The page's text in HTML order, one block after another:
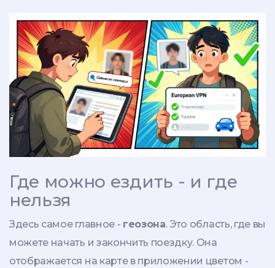
Где можно ездить - и где
нельзя
Здесь самое главное - геозона. Это область, где вы
можете начать и закончить поездку. Она
отображается на карте в приложении цветом -